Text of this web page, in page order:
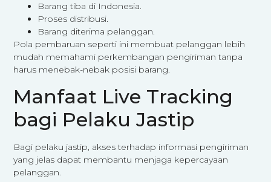
Barang tiba di Indonesia.
Proses distribusi.
Barang diterima pelanggan.
Pola pembaruan seperti ini membuat pelanggan lebih
mudah memahami perkembangan pengiriman tanpa
harus menebak-nebak posisi barang.
Manfaat Live Tracking
bagi Pelaku Jastip
Bagi pelaku jastip, akses terhadap informasi pengiriman
yang jelas dapat membantu menjaga kepercayaan
pelanggan.